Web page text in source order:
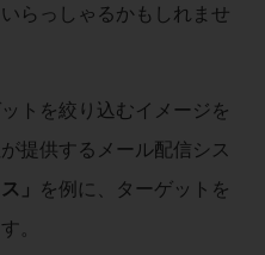
らっしゃるかもしれませ
トを絞り込むイメージを
提供するメール配信シス
」 を例に、ターゲットを
。